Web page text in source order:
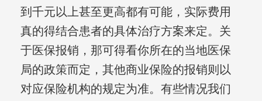
到千元以上甚至更高都有可能，实际费用
真的得结合患者的具体治疗方案来定。关
于医保报销，那可得看你所在的当地医保
局的政策而定，其他商业保险的报销则以
对应保险机构的规定为准。有些情况我们